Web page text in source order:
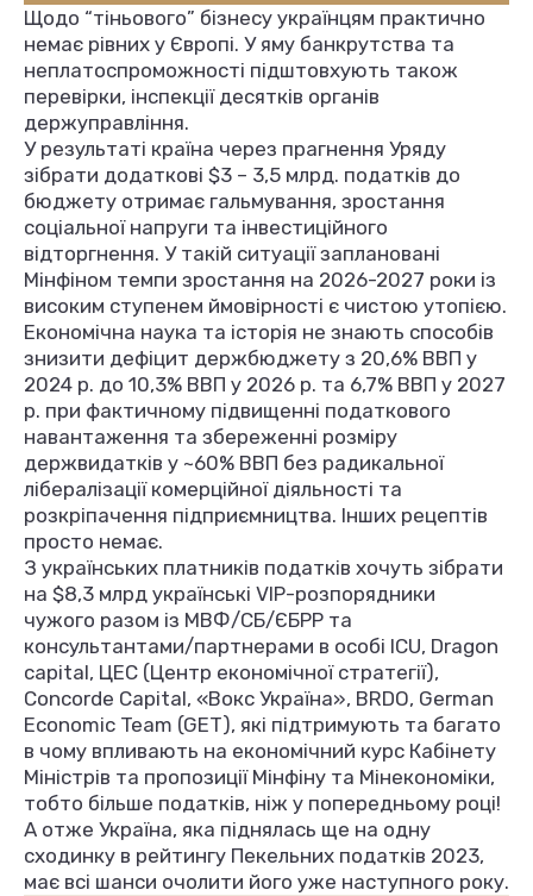
Щодо “тіньового” бізнесу українцям практично
немає рівних у Європі. У яму банкрутства та
неплатоспроможності підштовхують також
перевірки, інспекції десятків органів
держуправління.
У результаті країна через прагнення Уряду
зібрати додаткові $3 – 3,5 млрд. податків до
бюджету отримає гальмування, зростання
соціальної напруги та інвестиційного
відторгнення. У такій ситуації заплановані
Мінфіном темпи зростання на 2026-2027 роки із
високим ступенем ймовірності є чистою утопією.
Економічна наука та історія не знають способів
знизити дефіцит держбюджету з 20,6% ВВП у
2024 р. до 10,3% ВВП у 2026 р. та 6,7% ВВП у 2027
р. при фактичному підвищенні податкового
навантаження та збереженні розміру
держвидатків у ~60% ВВП без радикальної
лібералізації комерційної діяльності та
розкріпачення підприємництва. Інших рецептів
просто немає.
З українських платників податків хочуть зібрати
на $8,3 млрд українські VIP-розпорядники
чужого разом із МВФ/СБ/ЄБРР та
консультантами/партнерами в особі ICU, Dragon
capital, ЦЕС (Центр економічної стратегії),
Concorde Capital, «Вокс Україна», BRDO, German
Economic Team (GET), які підтримують та багато
в чому впливають на економічний курс Кабінету
Міністрів та пропозиції Мінфіну та Мінекономіки,
тобто більше податків, ніж у попередньому році!
А отже Україна, яка піднялась ще на одну
сходинку в рейтингу Пекельних податків 2023,
має всі шанси очолити його уже наступного року.